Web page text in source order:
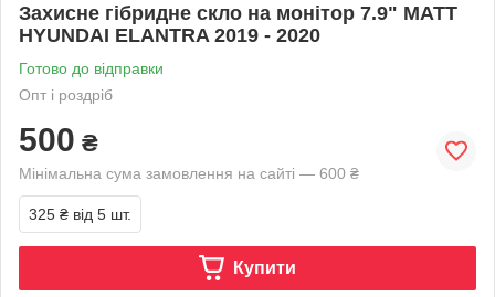
Захисне гібридне скло на монітор 7.9" MATT
HYUNDAI ELANTRA 2019 - 2020
Готово до відправки
Опт і роздріб
500 ₴
Мінімальна сума замовлення на сайті — 600 ₴
325 ₴ від 5 шт.
Купити